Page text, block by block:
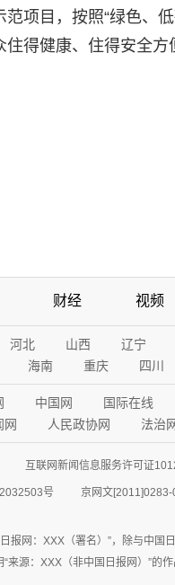
项目，按照“绿色、
得健康、住得安全方
财经 视频
河北 山西 辽宁
海南 重庆 四川
中国网 国际在线
网 人民政协网 法治
互联网新闻信息服务许可证
号 京网文[2011]0283-
报网：XXX（署名）”，除与中
来源：XXX（非中国日报网）”的